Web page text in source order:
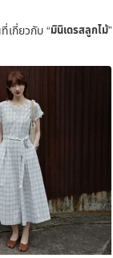
เกี่ยวกับ “มินิเดรสลูกไม้”